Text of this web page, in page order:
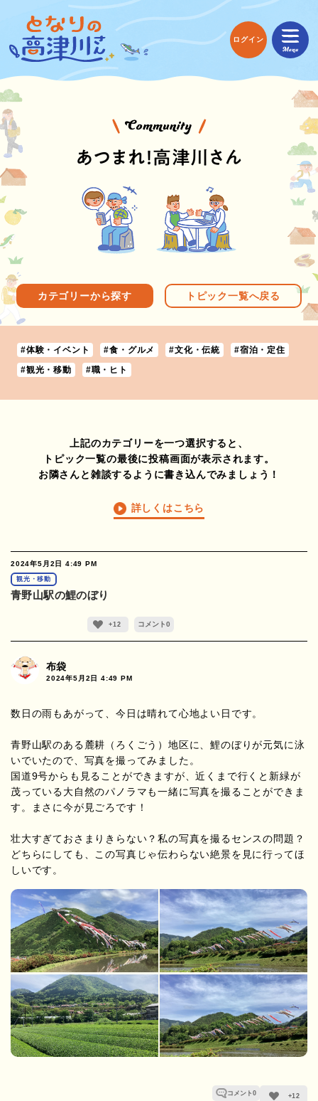
ログイン
あつまれ！高津川さん
カテゴリーから探す トピック一覧へ戻る
#体験・イベント #食・グルメ #文化・伝統
#宿泊・定住
#観光・移動
#職・ヒト
上記のカテゴリーを一つ選択すると、
トピック一覧の最後に投稿画面が表示されます。
お隣さんと雑談するように書き込んでみましょう！
詳しくはこちら
2024年5月2日 4:49 PM
観光・移動
青野山駅の鯉のぼり
コメント0
+12
布袋
2024年5月2日 4:49 PM
数日の雨もあがって、今日は晴れて心地よい日です。
青野山駅のある麓耕（ろくごう）地区に、鯉のぼりが元気に泳
いでいたので、写真を撮ってみました。
国道9号からも見ることができますが、近くまで行くと新緑が
茂っている大自然のパノラマも一緒に写真を撮ることができま
す。まさに今が見ごろです！
壮大すぎておさまりきらない？私の写真を撮るセンスの問題？
どちらにしても、この写真じゃ伝わらない絶景を見に行ってほ
しいです。
コメント 0 +12